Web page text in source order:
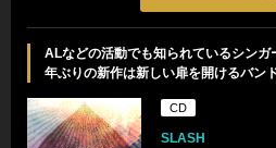
ALなどの活動でも知られているシン
年ぶりの新作は新しい扉を開けるバン
CD
SLASH